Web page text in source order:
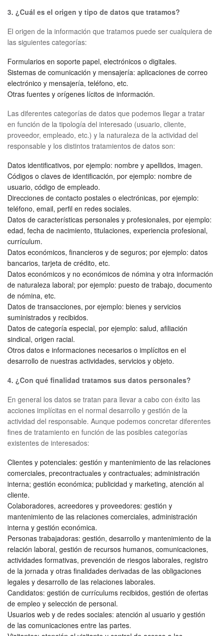
3. ¿Cuál es el origen y tipo de datos que tratamos?
El origen de la información que tratamos puede ser cualquiera de
las siguientes categorías:
Formularios en soporte papel, electrónicos o digitales.
Sistemas de comunicación y mensajería: aplicaciones de correo
electrónico y mensajería, teléfono, etc.
Otras fuentes y orígenes lícitos de información.
Las diferentes categorías de datos que podemos llegar a tratar
en función de la tipología del interesado (usuario, cliente,
proveedor, empleado, etc.) y la naturaleza de la actividad del
responsable y los distintos tratamientos de datos son:
Datos identificativos, por ejemplo: nombre y apellidos, imagen.
Códigos o claves de identificación, por ejemplo: nombre de
usuario, código de empleado.
Direcciones de contacto postales o electrónicas, por ejemplo:
teléfono, email, perfil en redes sociales.
Datos de características personales y profesionales, por ejemplo:
edad, fecha de nacimiento, titulaciones, experiencia profesional,
currículum.
Datos económicos, financieros y de seguros; por ejemplo: datos
bancarios, tarjeta de crédito, etc.
Datos económicos y no económicos de nómina y otra información
de naturaleza laboral; por ejemplo: puesto de trabajo, documento
de nómina, etc.
Datos de transacciones, por ejemplo: bienes y servicios
suministrados y recibidos.
Datos de categoría especial, por ejemplo: salud, afiliación
sindical, origen racial.
Otros datos e informaciones necesarios o implícitos en el
desarrollo de nuestras actividades, servicios y objeto.
4. ¿Con qué finalidad tratamos sus datos personales?
En general los datos se tratan para llevar a cabo con éxito las
acciones implícitas en el normal desarrollo y gestión de la
actividad del responsable. Aunque podemos concretar diferentes
fines de tratamiento en función de las posibles categorías
existentes de interesados:
Clientes y potenciales: gestión y mantenimiento de las relaciones
comerciales, precontractuales y contractuales; administración
interna; gestión económica; publicidad y marketing, atención al
cliente.
Colaboradores, acreedores y proveedores: gestión y
mantenimiento de las relaciones comerciales, administración
interna y gestión económica.
Personas trabajadoras: gestión, desarrollo y mantenimiento de la
relación laboral, gestión de recursos humanos, comunicaciones,
actividades formativas, prevención de riesgos laborales, registro
de la jornada y otras finalidades derivadas de las obligaciones
legales y desarrollo de las relaciones laborales.
Candidatos: gestión de currículums recibidos, gestión de ofertas
de empleo y selección de personal.
Usuarios web y de redes sociales: atención al usuario y gestión
de las comunicaciones entre las partes.